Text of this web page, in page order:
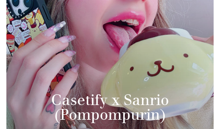
Casetify x Sanrio
(Pompompurin)